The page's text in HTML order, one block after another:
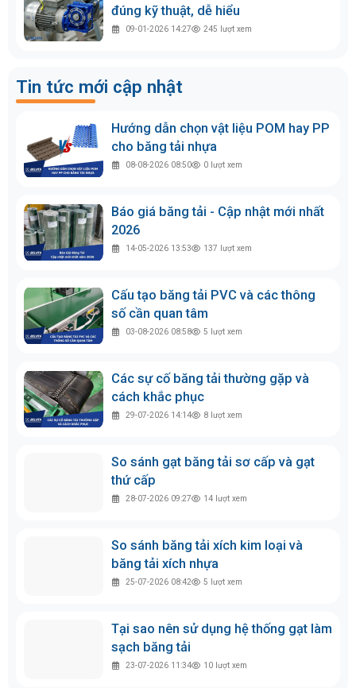
đúng kỹ thuật, dễ hiểu
09-01-2026 14:27 245 lượt xem
Tin tức mới cập nhật
Hướng dẫn chọn vật liệu POM hay PP
cho băng tải nhựa
08-08-2026 08:50 0 lượt xem
Báo giá băng tải - Cập nhật mới nhất
2026
14-05-2026 13:53 137 lượt xem
Cấu tạo băng tải PVC và các thông
số cần quan tâm
03-08-2026 08:58 5 lượt xem
Các sự cố băng tải thường gặp và
cách khắc phục
29-07-2026 14:14 8 lượt xem
So sánh gạt băng tải sơ cấp và gạt
thứ cấp
28-07-2026 09:27 14 lượt xem
So sánh băng tải xích kim loại và
băng tải xích nhựa
25-07-2026 08:42 5 lượt xem
Tại sao nên sử dụng hệ thống gạt làm
sạch băng tải
23-07-2026 11:34 10 lượt xem